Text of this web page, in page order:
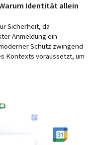
Identität allein
Sicherheit, da
Anmeldung ein
Schutz zwingend
Kontexts voraussetzt, um